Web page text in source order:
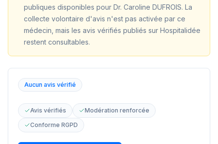
publiques disponibles pour Dr. Caroline DUFROIS. La
collecte volontaire d'avis n'est pas activée par ce
médecin, mais les avis vérifiés publiés sur Hospitalidée
restent consultables.
Aucun avis vérifié
Avis vérifiés
Modération renforcée
Conforme RGPD